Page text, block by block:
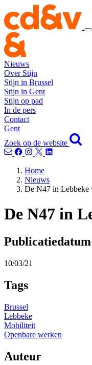
Nieuws
Over Stijn
Stijn in Brussel
Stijn in Gent
Stijn op pad
In de pers
Contact
Gent
Zoek op de website
Home
Nieuws
De N47 in Lebbeke
De N47 in
Publicatiedatum
10/03/21
Tags
Brussel
Lebbeke
Mobiliteit
Openbare werken
Auteur